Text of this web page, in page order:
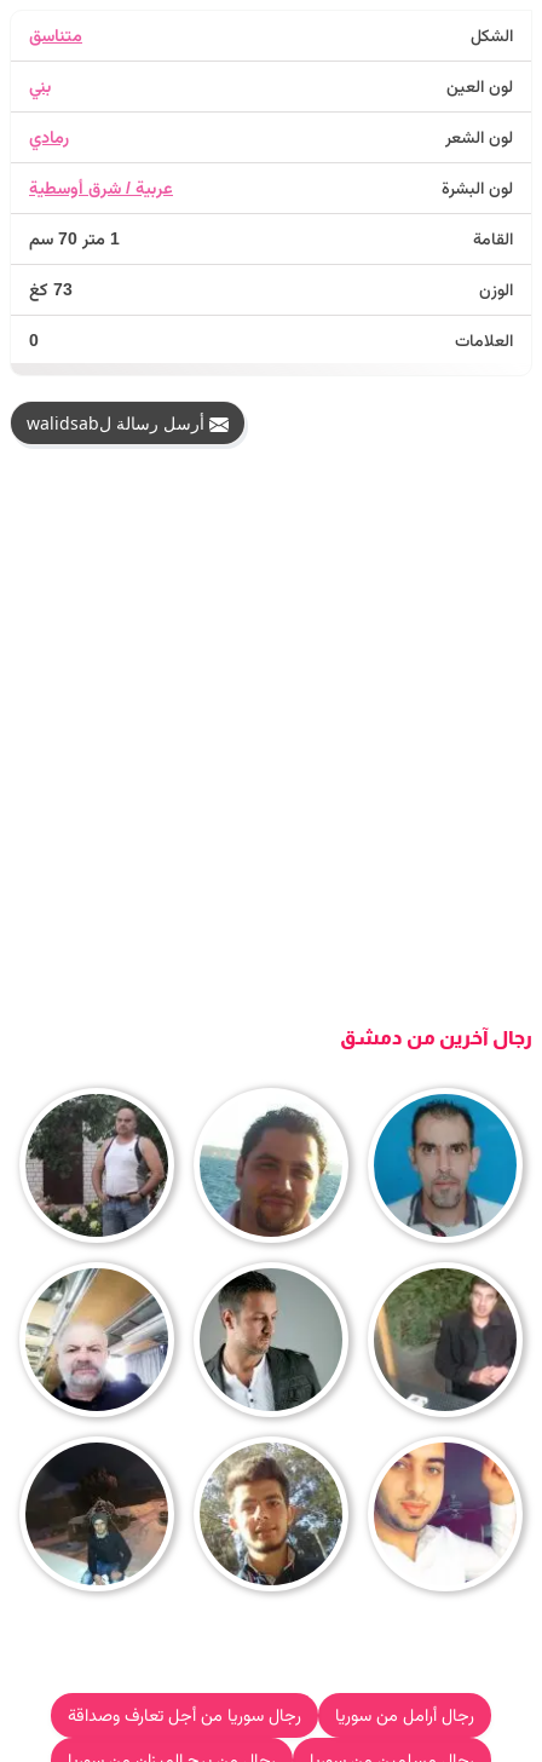
الشكل متناسق
لون العين بني
لون الشعر رمادي
لون البشرة عربية / شرق أوسطية
القامة 1 متر 70 سم
الوزن 73 كغ
العلامات 0
أرسل رسالة لwalidsab
رجال آخرين من دمشق
رجال أرامل من سوريا رجال سوريا من أجل تعارف وصداقة